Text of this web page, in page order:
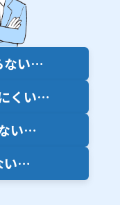
ない…
くい…
い…
い…